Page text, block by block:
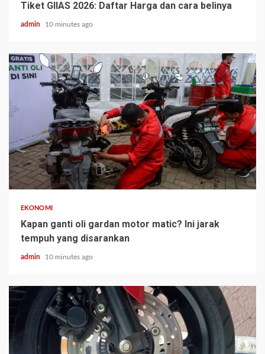
Tiket GIIAS 2026: Daftar Harga dan cara belinya
admin 10 minutes ago
EKONOMI
Kapan ganti oli gardan motor matic? Ini jarak
tempuh yang disarankan
admin 10 minutes ago